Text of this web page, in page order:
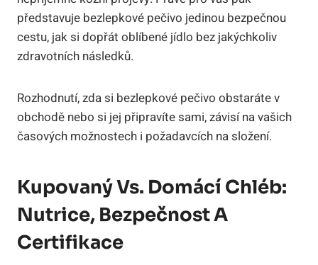
představuje bezlepkové pečivo jedinou bezpečnou
cestu, jak si dopřát oblíbené jídlo bez jakýchkoliv
zdravotních následků.
Rozhodnutí, zda si bezlepkové pečivo obstaráte v
obchodě nebo si jej připravíte sami, závisí na vašich
časových možnostech i požadavcích na složení.
Kupovaný Vs. Domácí Chléb:
Nutrice, Bezpečnost A
Certifikace